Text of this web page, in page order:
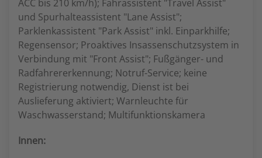
ACC bis 210 km/h); Fahrassistent "Travel Assist"
und Spurhalteassistent "Lane Assist";
Parklenkassistent "Park Assist" inkl. Einparkhilfe;
Regensensor; Proaktives Insassenschutzsystem in
Verbindung mit "Front Assist"; Fußgänger- und
Radfahrererkennung; Notruf-Service; keine
Registrierung notwendig, Dienst ist bei
Auslieferung aktiviert; Warnleuchte für
Waschwasserstand; Multifunktionskamera
Innen: